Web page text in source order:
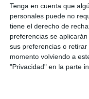
Tenga en cuenta que
personales puede no
tiene el derecho de
preferencias se
sus preferencias o
momento volviendo a
"Privacidad" en la parte